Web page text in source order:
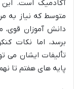
آکادمیک است.
متوسط که نیاز به
دانش آموزان
برسد، اما نکات
تألیفات ایشان می
پایه های هفتم تا